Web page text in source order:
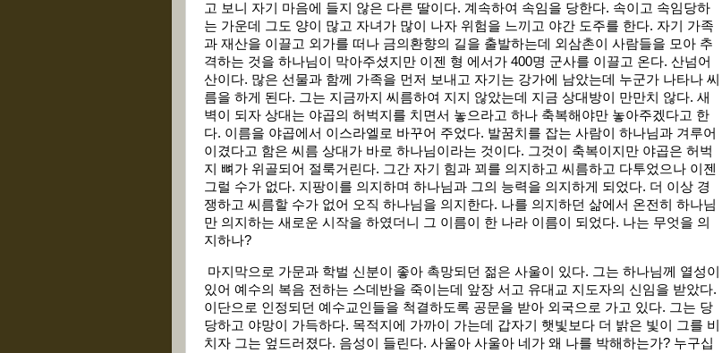
고 보니 자기 마음에 들지 않은 다른 딸이다. 계속하여 속임을 당한다. 속이고 속임당하
는 가운데 그도 양이 많고 자녀가 많이 나자 위험을 느끼고 야간 도주를 한다. 자기 가족
과 재산을 이끌고 외가를 떠나 금의환향의 길을 출발하는데 외삼촌이 사람들을 모아 추
격하는 것을 하나님이 막아주셨지만 이젠 형 에서가 400명 군사를 이끌고 온다. 산넘어
산이다. 많은 선물과 함께 가족을 먼저 보내고 자기는 강가에 남았는데 누군가 나타나 씨
름을 하게 된다. 그는 지금까지 씨름하여 지지 않았는데 지금 상대방이 만만치 않다. 새
벽이 되자 상대는 야곱의 허벅지를 치면서 놓으라고 하나 축복해야만 놓아주겠다고 한
다. 이름을 야곱에서 이스라엘로 바꾸어 주었다. 발꿈치를 잡는 사람이 하나님과 겨루어
이겼다고 함은 씨름 상대가 바로 하나님이라는 것이다. 그것이 축복이지만 야곱은 허벅
지 뼈가 위골되어 절룩거린다. 그간 자기 힘과 꾀를 의지하고 씨름하고 다투었으나 이젠
그럴 수가 없다. 지팡이를 의지하며 하나님과 그의 능력을 의지하게 되었다. 더 이상 경
쟁하고 씨름할 수가 없어 오직 하나님을 의지한다. 나를 의지하던 삶에서 온전히 하나님
만 의지하는 새로운 시작을 하였더니 그 이름이 한 나라 이름이 되었다. 나는 무엇을 의
지하나?
마지막으로 가문과 학벌 신분이 좋아 촉망되던 젊은 사울이 있다. 그는 하나님께 열성이
있어 예수의 복음 전하는 스데반을 죽이는데 앞장 서고 유대교 지도자의 신임을 받았다.
이단으로 인정되던 예수교인들을 척결하도록 공문을 받아 외국으로 가고 있다. 그는 당
당하고 야망이 가득하다. 목적지에 가까이 가는데 갑자기 햇빛보다 더 밝은 빛이 그를 비
치자 그는 엎드러졌다. 음성이 들린다. 사울아 사울아 네가 왜 나를 박해하는가? 누구십